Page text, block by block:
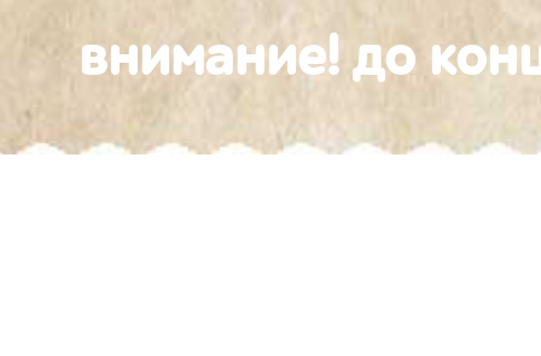
внимание! до